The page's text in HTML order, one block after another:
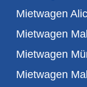
Mietwagen
Mietwagen
Mietwagen
Mietwagen